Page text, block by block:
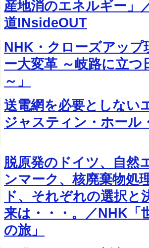
産地消のエネルギー」
道INsideOUT
NHK・クローズアップ
ー大変革 ～岐路に立つ
～」
送電網を必要としない
ジャスティン・ホール
脱原発のドイツ、自然
ンマーク、核廃棄物処
ド、それぞれの選択と
来は・・・。／NHK「
の旅」